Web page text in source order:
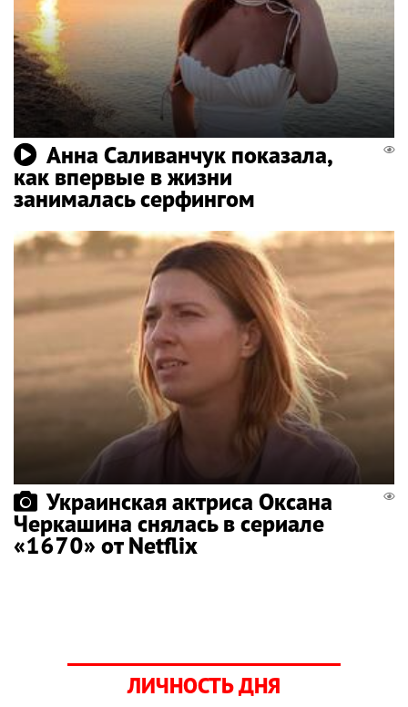
Анна Саливанчук показала,
как впервые в жизни
занималась серфингом
Украинская актриса Оксана
Черкашина снялась в сериале
«1670» от Netflix
ЛИЧНОСТЬ ДНЯ